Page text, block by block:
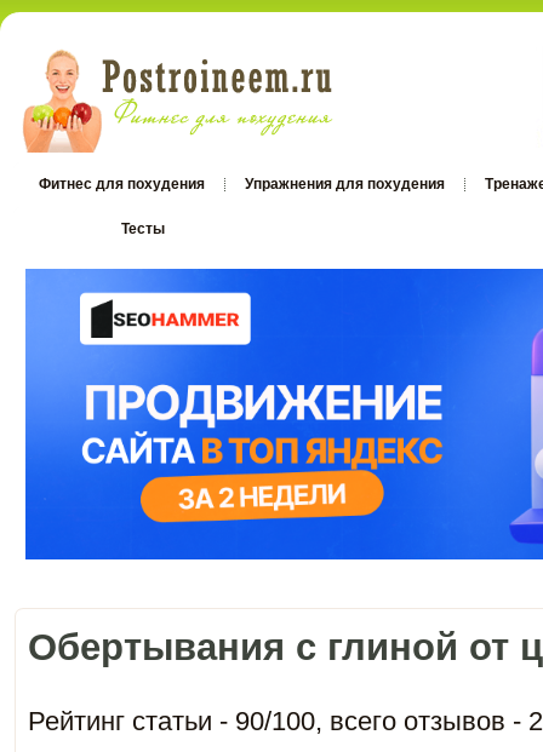
Фитнес для похудения Упражнения для похудения
Тесты
Обертывания с глиной от
Рейтинг статьи - 90/100, всего отзывов -